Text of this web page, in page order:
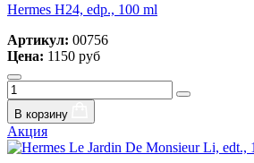
Hermes H24, edp., 100 ml
Артикул: 00756
Цена: 1150 руб
В корзину
Акция